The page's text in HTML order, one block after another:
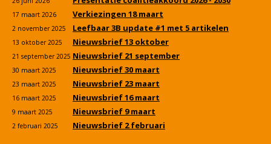
17 maart 2026 Verkiezingen 18 maart
2 november 2025 Leefbaar 3B update #1 met 5 artikelen
13 oktober 2025 Nieuwsbrief 13 oktober
21 september 2025 Nieuwsbrief 21 september
30 maart 2025 Nieuwsbrief 30 maart
23 maart 2025 Nieuwsbrief 23 maart
16 maart 2025 Nieuwsbrief 16 maart
9 maart 2025 Nieuwsbrief 9 maart
2 februari 2025 Nieuwsbrief 2 februari